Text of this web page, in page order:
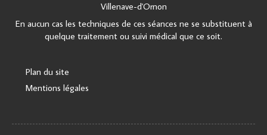
Villenave-d'Ornon
En aucun cas les techniques de ces séances ne se substituent à
quelque traitement ou suivi médical que ce soit.
Plan du site
Mentions légales